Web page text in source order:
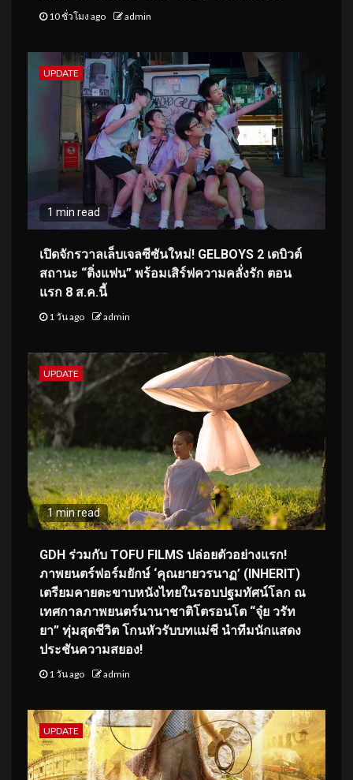
10 ชั่วโมง ago admin
UPDATE
1 min read
เปิดจักรวาลเล็บเจลซีซันใหม่! GELBOYS 2 เดบิวต์
สถานะ “ติ่งแฟน” พร้อมเสิร์ฟความคลั่งรัก ตอน
แรก 8 ส.ค.นี้
1 วัน ago admin
UPDATE
1 min read
GDH ร่วมกับ TOFU FILMS ปล่อยตัวอย่างแรก!
ภาพยนตร์ฟอร์มยักษ์ ‘คุณยายวรนาฏ’ (INHERIT)
เตรียมคายตะขาบหนังไทยในรอบปฐมทัศน์โลก ณ
เทศกาลภาพยนตร์นานาชาติโตรอนโต “จุ๋ย วรัท
ยา” ทุ่มสุดชีวิต โกนหัวรับบทแม่ชี นำทีมนักแสดง
ประชันความสยอง!
1 วัน ago admin
UPDATE